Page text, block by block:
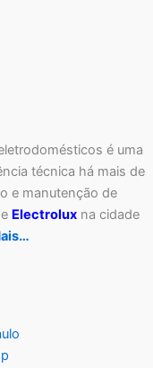
é uma
técnica há mais de
e manutenção de
e Electrolux na cidade